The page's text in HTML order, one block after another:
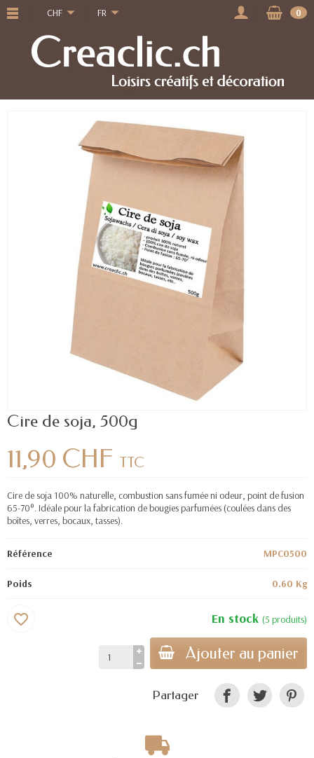
CHF FR 0
Cire de soja, 500g
11,90 CHF TTC
Cire de soja 100% naturelle, combustion sans fumée ni odeur, point de fusion
65-70°. Idéale pour la fabrication de bougies parfumées (coulées dans des
boîtes, verres, bocaux, tasses).
Référence MPC0500
Poids 0.60 Kg
En stock (5 produits)
Ajouter au panier
favorite_border
Partager